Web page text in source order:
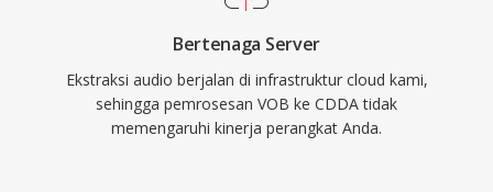
Bertenaga Server
Ekstraksi audio berjalan di infrastruktur cloud kami,
sehingga pemrosesan VOB ke CDDA tidak
memengaruhi kinerja perangkat Anda.